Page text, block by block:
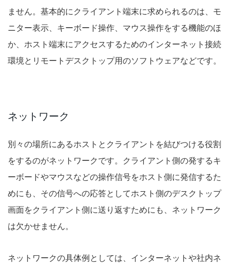
ません。基本的にクライアント端末に求められるのは、モ
ニター表示、キーボード操作、マウス操作をする機能のほ
か、ホスト端末にアクセスするためのインターネット接続
環境とリモートデスクトップ用のソフトウェアなどです。
ネットワーク
別々の場所にあるホストとクライアントを結びつける役割
をするのがネットワークです。クライアント側の発するキ
ーボードやマウスなどの操作信号をホスト側に発信するた
めにも、その信号への応答としてホスト側のデスクトップ
画面をクライアント側に送り返すためにも、ネットワーク
は欠かせません。
ネットワークの具体例としては、インターネットや社内ネ